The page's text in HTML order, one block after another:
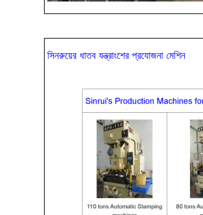
সিনরুয়ের ধাতব যন্ত্রাংশের প্রযোজনা মেশিন